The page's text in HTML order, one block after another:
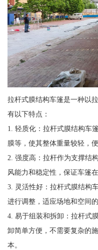
拉杆式膜结构车篷是一种以
有以下特点：
1. 轻质化：拉杆式膜结构车
膜等，使其整体重量较轻，
2. 强度高：拉杆作为支撑结
风能力和稳定性，保证车篷
3. 灵活性好：拉杆式膜结构
进行调整，适应场地和空间
4. 易于组装和拆卸：拉杆式
卸简单方便，不需要复杂的
本。